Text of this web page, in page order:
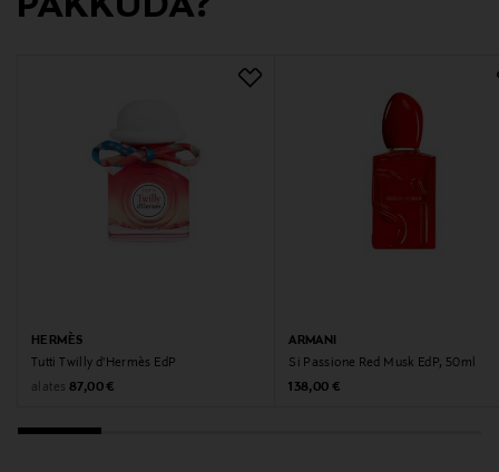
Digitaalne aadress
HERMÈS
Tutti Twilly d'Hermès EdP
alates Original Price
87,00 €
ARMANI
Si Passione Red Musk EdP, 50ml
Original Price
138,00 €